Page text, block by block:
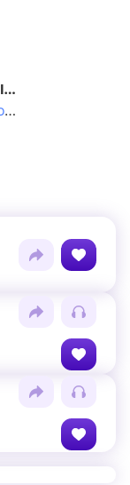
Любознательные Дети
Юлиана Бондаренко & Амелия Колпакова & Егор Егоров & Валерия Шевченко & Ксюша Косичкина